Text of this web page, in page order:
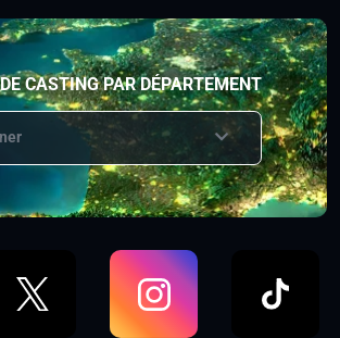
CASTING PAR DÉPARTEMENT